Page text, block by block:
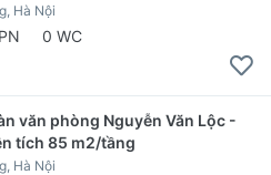
Hà Nội
0 WC
văn phòng Nguyễn Văn Lộc -
tích 85 m2/tầng
Hà Nội